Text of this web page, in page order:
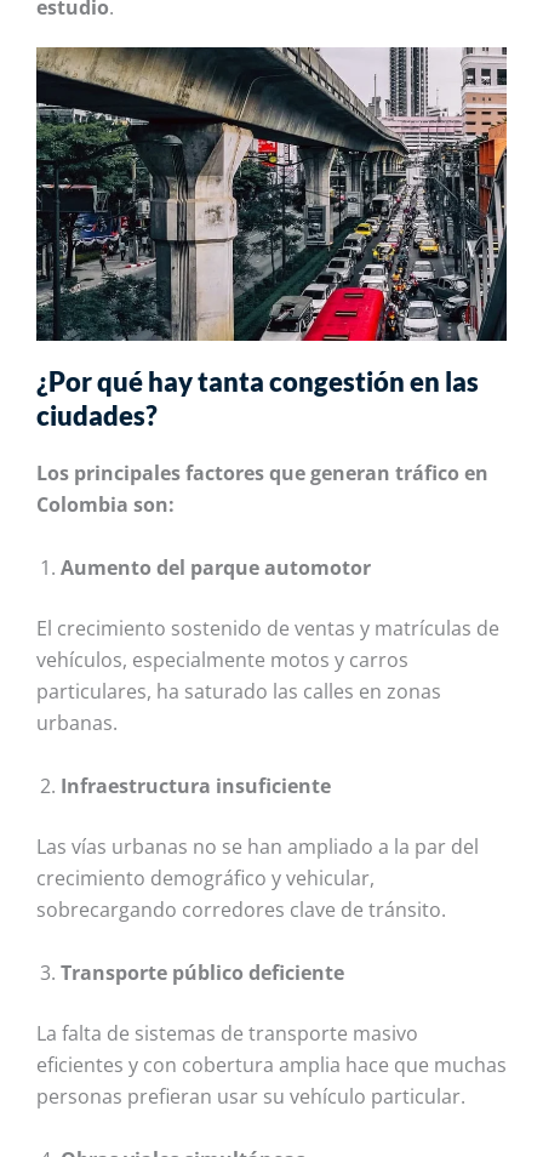
estudio.
¿Por qué hay tanta congestión en las
ciudades?
Los principales factores que generan tráfico en
Colombia son:
Aumento del parque automotor
El crecimiento sostenido de ventas y matrículas de
vehículos, especialmente motos y carros
particulares, ha saturado las calles en zonas
urbanas.
Infraestructura insuficiente
Las vías urbanas no se han ampliado a la par del
crecimiento demográfico y vehicular,
sobrecargando corredores clave de tránsito.
Transporte público deficiente
La falta de sistemas de transporte masivo
eficientes y con cobertura amplia hace que muchas
personas prefieran usar su vehículo particular.